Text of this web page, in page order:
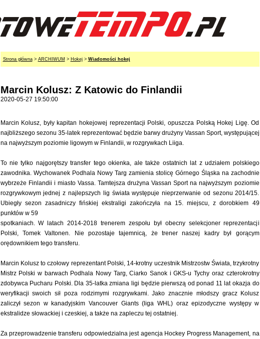
Strona główna> ARCHIWUM > Hokej> Wiadomości hokej
Marcin Kolusz: Z Katowic do Finlandii
2020-05-27 19:50:00
Marcin Kolusz, były kapitan hokejowej reprezentacji Polski, opuszcza Polską Hokej Ligę. Od
najbliższego sezonu 35-latek reprezentować będzie barwy drużyny Vassan Sport, występującej
na najwyższym poziomie ligowym w Finlandii, w rozgrywkach Liiga.
To nie tylko najgorętszy transfer tego okienka, ale także ostatnich lat z udziałem polskiego
zawodnika. Wychowanek Podhala Nowy Targ zamienia stolicę Górnego Śląska na zachodnie
wybrzeże Finlandii i miasto Vassa. Tamtejsza drużyna Vassan Sport na najwyższym poziomie
rozgrywkowym jednej z najlepszych lig świata występuje nieprzerwanie od sezonu 2014/15.
Ubiegły sezon zasadniczy fińskiej ekstraligi zakończyła na 15. miejscu, z dorobkiem 49
punktów w 59
spotkaniach. W latach 2014-2018 trenerem zespołu był obecny selekcjoner reprezentacji
Polski, Tomek Valtonen. Nie pozostaje tajemnicą, że trener naszej kadry był gorącym
orędownikiem tego transferu.
Marcin Kolusz to czołowy reprezentant Polski, 14-krotny uczestnik Mistrzostw Świata, trzykrotny
Mistrz Polski w barwach Podhala Nowy Targ, Ciarko Sanok i GKS-u Tychy oraz czterokrotny
zdobywca Pucharu Polski. Dla 35-latka zmiana ligi będzie pierwszą od ponad 11 lat okazja do
weryfikacji swoich sił poza rodzimymi rozgrywkami. Jako znacznie młodszy gracz Kolusz
zaliczył sezon w kanadyjskim Vancouver Giants (liga WHL) oraz epizodyczne występy w
ekstralidze słowackiej i czeskiej, a także na zapleczu tej ostatniej.
Za przeprowadzenie transferu odpowiedzialna jest agencja Hockey Progress Management, na